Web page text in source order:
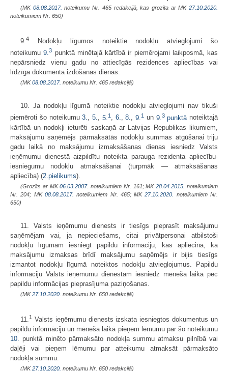
(MK 08.08.2017. noteikumu Nr. 465 redakcijā, kas grozīta ar MK27.10.2020.
noteikumiem Nr. 650)
9.4
Nodokļu līgumos noteiktie nodokļu atvieglojumi šo
noteikumu9.3 punktā minētajā kārtībā ir piemērojami laikposmā, kas
nepārsniedz vienu gadu no attiecīgās rezidences apliecības vai
līdzīga dokumenta izdošanas dienas.
(MK08.08.2017. noteikumu Nr. 465 redakcijā)
10. Ja nodokļu līgumā noteiktie nodokļu atvieglojumi nav tikuši
piemēroti šo noteikumu3., 5., 5. 1, 6.,8., 9. 1 un 9. 3punktā noteiktajā
kārtībā un nodokļi ieturēti saskaņā ar Latvijas Republikas likumiem,
maksājumu saņēmējs pārmaksātās nodokļu summas atgūšanai triju
gadu laikā no maksājumu izmaksāšanas dienas iesniedz Valsts
ieņēmumu dienestā aizpildītu noteikta parauga rezidenta apliecību-
iesniegumu nodokļu atmaksāšanai (turpmāk — atmaksāšanas
apliecība) (2.pielikums).
(Grozīts ar MK06.03.2007. noteikumiem Nr. 161; MK28.04.2015. noteikumiem
Nr. 204; MK 08.08.2017. noteikumiem Nr. 465; MK27.10.2020.
noteikumiem Nr.
650)
11. Valsts ieņēmumu dienests ir tiesīgs pieprasīt maksājumu
saņēmējam vai, ja nepieciešams, citai privātpersonai atbilstoši
nodokļu līgumam iesniegt papildu informāciju, kas apliecina, ka
maksājumu izmaksas brīdī maksājumu saņēmējs ir bijis tiesīgs
izmantot nodokļu līgumā noteiktos nodokļu atvieglojumus. Papildu
informāciju Valsts ieņēmumu dienestam iesniedz mēneša laikā pēc
papildu informācijas pieprasījuma paziņošanas.
(MK27.10.2020. noteikumu Nr. 650 redakcijā)
11.1 Valsts ieņēmumu dienests izskata iesniegtos dokumentus un
papildu informāciju un mēneša laikā pieņem lēmumu par šo noteikumu
10. punktā minēto pārmaksāto nodokļa summu atmaksu pilnībā vai
daļēji vai pieņem lēmumu par atteikumu atmaksāt pārmaksāto
nodokļa summu.
(MK27.10.2020. noteikumu Nr. 650 redakcijā)